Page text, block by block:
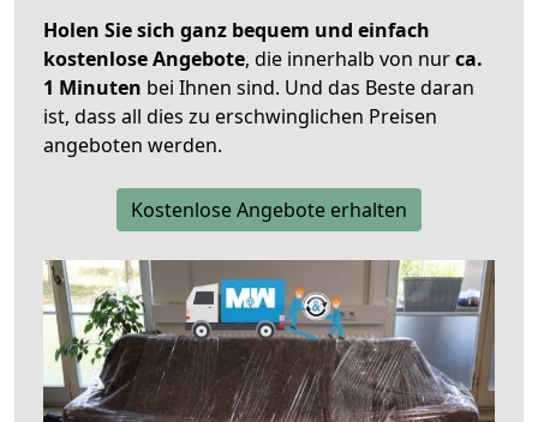
Holen Sie sich ganz bequem und einfach
kostenlose Angebote, die innerhalb von nurca.
1 Minuten bei Ihnen sind. Und das Beste daran
ist, dass all dies zu erschwinglichen Preisen
angeboten werden.
Kostenlose Angebote erhalten